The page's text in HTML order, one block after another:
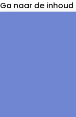
Ga naar de inhoud